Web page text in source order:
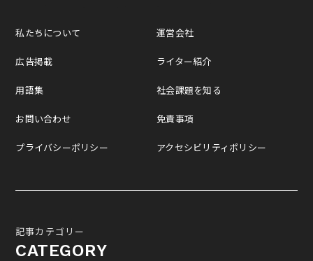
私たちについて
広告掲載
用語集
お問い合わせ
プライバシーポリシー
運営会社
ライター紹介
社会課題を知る
免責事項
アクセシビリティポリシー
記事カテゴリー
CATEGORY